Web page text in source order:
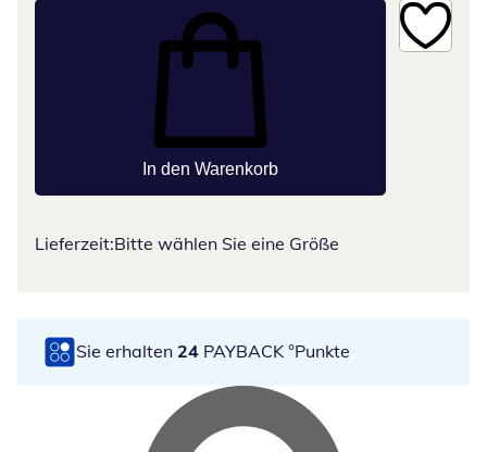
In den Warenkorb
Lieferzeit:Bitte wählen Sie eine Größe
Sie erhalten 24 PAYBACK °Punkte